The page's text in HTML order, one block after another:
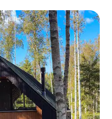
hóspedes